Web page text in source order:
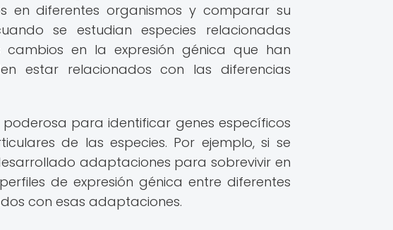
en diferentes organismos y comparar su
se estudian especies relacionadas
en la expresión génica que han
estar relacionados con las diferencias
para identificar genes específicos
de las especies. Por ejemplo, si se
adaptaciones para sobrevivir en
de expresión génica entre diferentes
con esas adaptaciones.